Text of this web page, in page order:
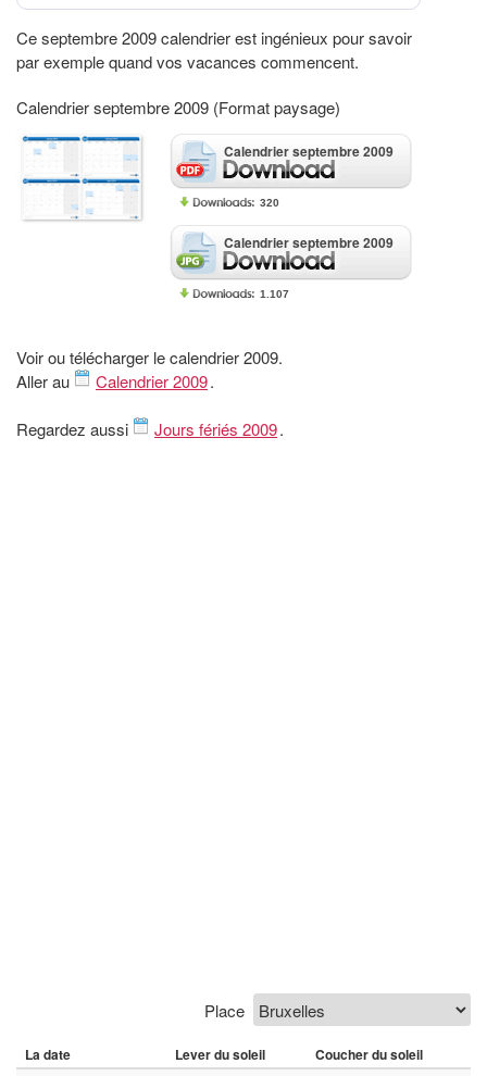
Ce septembre 2009 calendrier est ingénieux pour savoir
par exemple quand vos vacances commencent.
Calendrier septembre 2009 (Format paysage)
Calendrier septembre 2009
320
Calendrier septembre 2009
1.107
Voir ou télécharger le calendrier 2009.
Aller au
Calendrier 2009.
Regardez aussi Jours fériés 2009.
Place
La date Lever du soleil Coucher du soleil